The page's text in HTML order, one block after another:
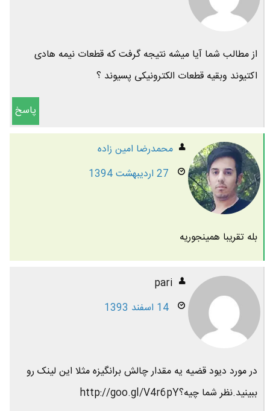
از مطالب شما آیا میشه نتیجه گرفت که قطعات نیمه هادی
اکتیوند وبقیه قطعات الکترونیکی پسیوند ؟
پاسخ
محمدرضا امين زاده
27 اردیبهشت 1394
بله تقریبا همینجوریه
pari
14 اسفند 1393
در مورد دیود قضیه یه مقدار چالش برانگیزه مثلا این لینک رو
ببینید.نظر شما چیه؟http://goo.gl/V4r6pY